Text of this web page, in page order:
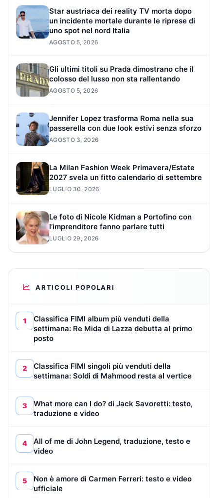
Star austriaca dei reality TV morta dopo
un incidente mortale durante le riprese di
uno spot nel nord Italia
AGOSTO 5, 2026
Gli ultimi titoli su Prada dimostrano che il
colosso del lusso non sta rallentando
AGOSTO 5, 2026
Jennifer Lopez trasforma Roma nella sua
passerella con due look estivi senza sforzo
AGOSTO 3, 2026
La Milan Fashion Week Primavera/Estate
2027 svela un fitto calendario di settembre
LUGLIO 30, 2026
Le foto di Nicole Kidman a Portofino con
l’imprenditore fanno parlare tutti
LUGLIO 29, 2026
ARTICOLI POPOLARI
1
Classifica FIMI album più venduti della
settimana: Re Mida di Lazza debutta al primo
posto
2
Classifica FIMI singoli più venduti della
settimana: Soldi di Mahmood resta al vertice
3
What more can I do? di Jack Savoretti: testo,
traduzione e video
4
All of me di John Legend, traduzione, testo e
video
5
Non è amore di Carmen Ferreri: testo e video
ufficiale